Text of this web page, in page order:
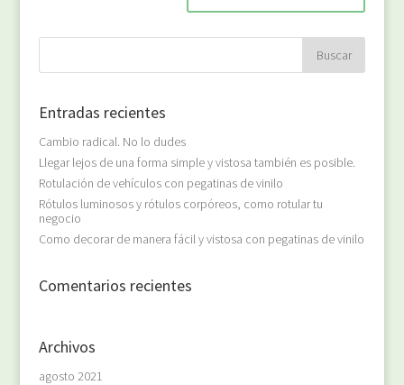
Entradas recientes
Cambio radical. No lo dudes
Llegar lejos de una forma simple y vistosa también es posible.
Rotulación de vehículos con pegatinas de vinilo
Rótulos luminosos y rótulos corpóreos, como rotular tu
negocio
Como decorar de manera fácil y vistosa con pegatinas de vinilo
Comentarios recientes
Archivos
agosto 2021